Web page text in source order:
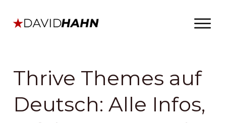
Thrive Themes auf
Deutsch: Alle Infos,